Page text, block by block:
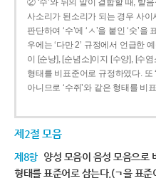
② ‘수’와 뒤의 말이 결합할 때, 발
사소리가 된소리가 되는 경우 사
판단하여 ‘수’에 ‘ㅅ’을 붙인 ‘숫’
우에는 ‘다만 2’ 규정에서 언급한
이 [순냥], [순념소]이지 [수양], [수
형태를 비표준어로 규정하였다. 또
아니므로 ‘수쥐’와 같은 형태를 비
제2절 모음
제8항 양성 모음이 음성 모음으로
형태를 표준어로 삼는다.(ㄱ을 표준